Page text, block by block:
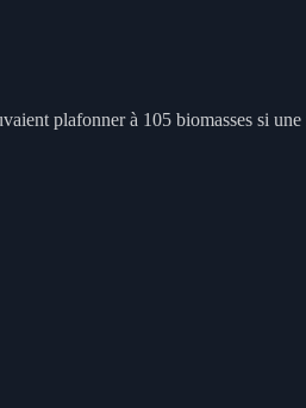
plafonner à 105 biomasses si